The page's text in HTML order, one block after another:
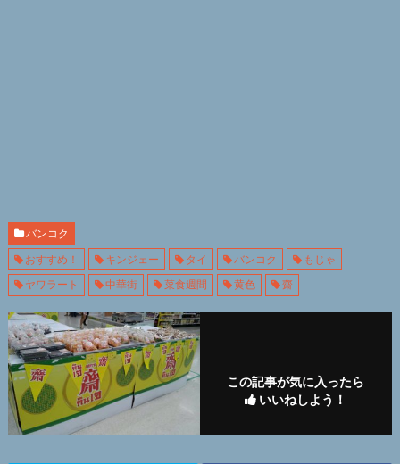
バンコク
おすすめ！
キンジェー タイ バンコク
もじゃ
ヤワラート
中華街 菜食週間 黄色 齋
この記事が気に入ったら
いいねしよう！